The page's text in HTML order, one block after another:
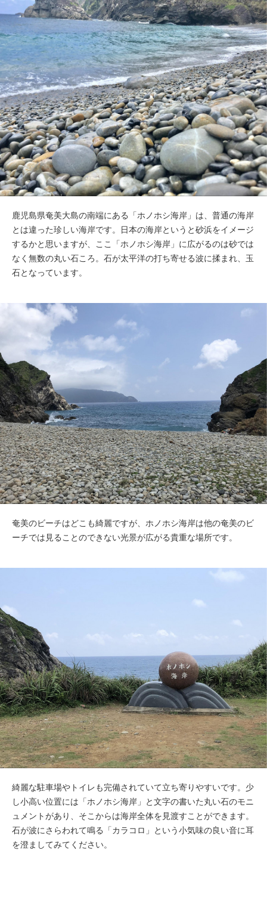
鹿児島県奄美大島の南端にある「ホノホシ海岸」は、普通の海岸
とは違った珍しい海岸です。日本の海岸というと砂浜をイメージ
するかと思いますが、ここ「ホノホシ海岸」に広がるのは砂では
なく無数の丸い石ころ。石が太平洋の打ち寄せる波に揉まれ、玉
石となっています。
奄美のビーチはどこも綺麗ですが、ホノホシ海岸は他の奄美のビ
ーチでは見ることのできない光景が広がる貴重な場所です。
綺麗な駐車場やトイレも完備されていて立ち寄りやすいです。少
し小高い位置には「ホノホシ海岸」と文字の書いた丸い石のモニ
ュメントがあり、そこからは海岸全体を見渡すことができます。
石が波にさらわれて鳴る「カラコロ」という小気味の良い音に耳
を澄ましてみてください。